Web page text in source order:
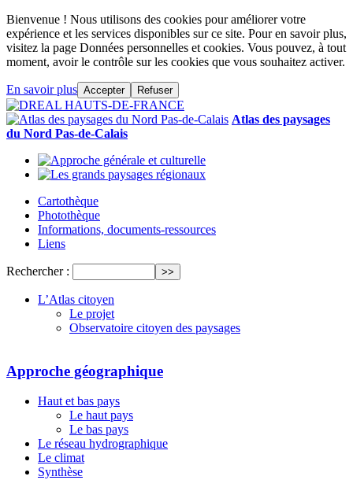
Bienvenue ! Nous utilisons des cookies pour améliorer votre
expérience et les services disponibles sur ce site. Pour en savoir plus,
visitez la page Données personnelles et cookies. Vous pouvez, à tout
moment, avoir le contrôle sur les cookies que vous souhaitez activer.
En savoir plus Accepter Refuser
Atlas des paysages
du Nord Pas-de-Calais
Cartothèque
Photothèque
Informations, documents-ressources
Liens
Rechercher :
L’Atlas citoyen
Le projet
Observatoire citoyen des paysages
Approche géographique
Haut et bas pays
Le haut pays
Le bas pays
Le réseau hydrographique
Le climat
Synthèse